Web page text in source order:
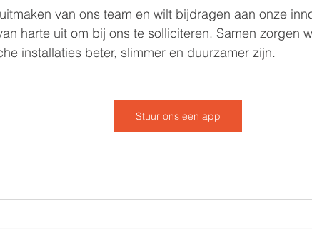
van ons team en wilt bijdragen aan onze
harte uit om bij ons te solliciteren. Samen zorgen
installaties beter, slimmer en duurzamer zijn.
Stuur ons een app